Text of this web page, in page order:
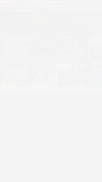
dụng sản
lòng đọc kỹ
khi sử dụng.